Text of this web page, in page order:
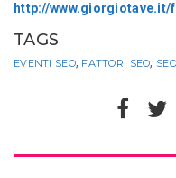
http://
TAGS
EVENTI SEO, FATTORI SEO, SEO